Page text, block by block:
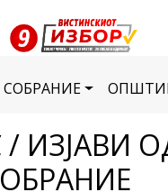
СОБРАНИЕ
/ ИЗЈАВИ